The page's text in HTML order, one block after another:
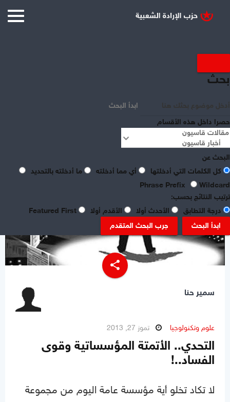
بحث
ابدأ البحث
حصرا داخل هذه الأقسام
البحث عن
كل الكلمات التي أدخلتها
أي مما أدخلته
ما أدخلته بالتحديد
Phrase Prefix
Wildcard
ترتيب النتائج بحسب:
درجة التطابق
الأحدث أولا الأقدم أولا
ابدأ البحث
جرب البحث المتقدم
share
سمير حنا
علوم وتكنولوجيا تموز 27, 2013
التحدي.. الأتمتة المؤسساتية وقوى
الفساد..!
لا تكاد تخلو أية مؤسسة عامة اليوم من مجموعة